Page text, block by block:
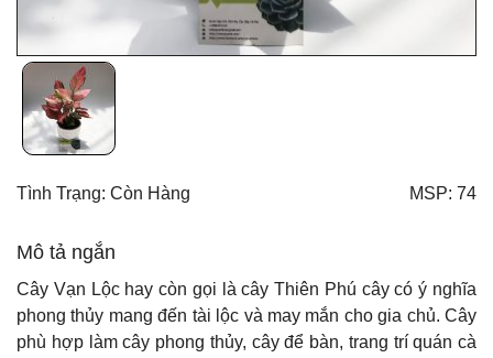
Tình Trạng: Còn Hàng MSP: 74
Mô tả ngắn
Cây Vạn Lộc hay còn gọi là cây Thiên Phú cây có ý nghĩa
phong thủy mang đến tài lộc và may mắn cho gia chủ. Cây
phù hợp làm cây phong thủy, cây để bàn, trang trí quán cà